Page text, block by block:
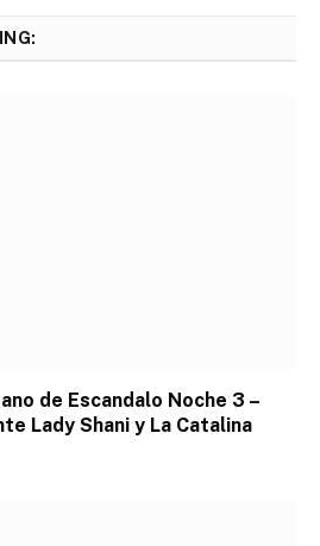
de Escandalo Noche 3 –
Lady Shani y La Catalina